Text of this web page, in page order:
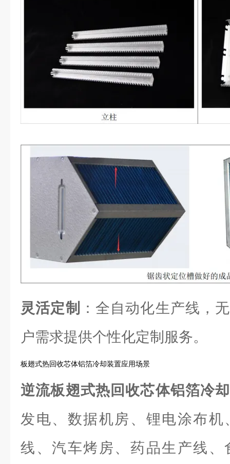
灵活定制
：全自动化生产线，
户需求提供个性化定制服务。
板翅式热回收芯体铝箔冷却装置应用场景
逆流板翅式热回收芯体铝箔冷
发电、数据机房、锂电涂布
线、汽车烤房、药品生产线、